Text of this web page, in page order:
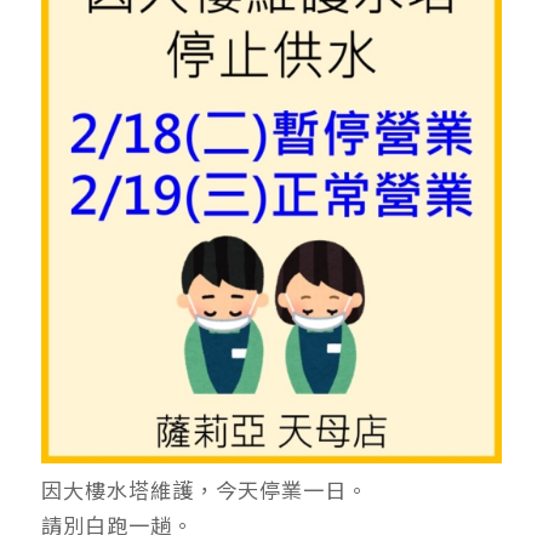
因大樓水塔維護，今天停業一日。
請別白跑一趟。